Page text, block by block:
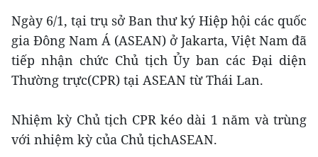
Ngày 6/1, tại trụ sở Ban thư ký Hiệp hội các quốc
gia Đông Nam Á (ASEAN) ở Jakarta, Việt Nam đã
tiếp nhận chức Chủ tịch Ủy ban các Đại diện
Thường trực(CPR) tại ASEAN từ Thái Lan.
Nhiệm kỳ Chủ tịch CPR kéo dài 1 năm và trùng
với nhiệm kỳ của Chủ tịchASEAN.